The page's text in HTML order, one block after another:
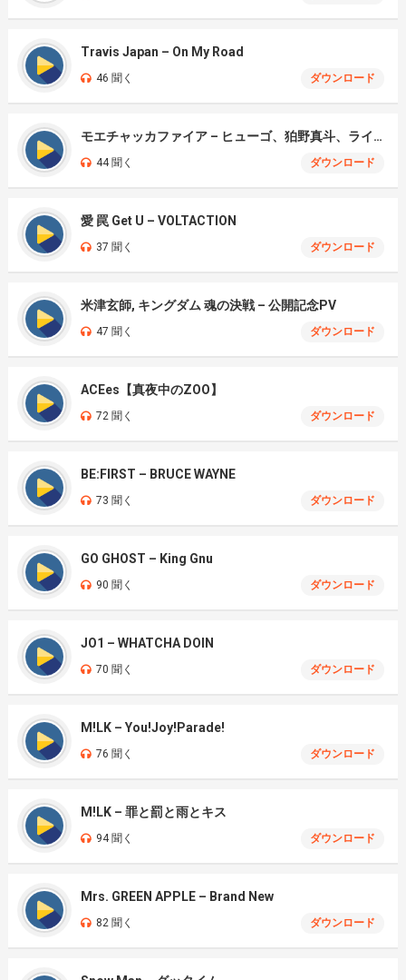
Travis Japan – On My Road
46 聞く ダウンロード
モエチャッカファイア – ヒューゴ、狛野真斗、ライト、セヴェリアン (Cover )
44 聞く ダウンロード
愛 罠 Get U – VOLTACTION
37 聞く ダウンロード
米津玄師, キングダム 魂の決戦 – 公開記念PV
47 聞く ダウンロード
ACEes【真夜中のZOO】
72 聞く ダウンロード
BE:FIRST – BRUCE WAYNE
73 聞く ダウンロード
GO GHOST – King Gnu
90 聞く ダウンロード
JO1 – WHATCHA DOIN
70 聞く ダウンロード
M!LK – You!Joy!Parade!
76 聞く ダウンロード
M!LK – 罪と罰と雨とキス
94 聞く ダウンロード
Mrs. GREEN APPLE – Brand New
82 聞く ダウンロード